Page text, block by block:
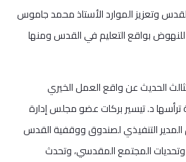
وتعزيز الموارد الأستاذ محمد جاموس
للنهوض بواقع التعليم في القدس ومنها
الحديث عن واقع العمل الخيري
ترأسها د. تيسير بركات عضو مجلس إدارة
التنفيذي لصندوق ووقفية القدس
وتحديات المجتمع المقدسي، وتحدث